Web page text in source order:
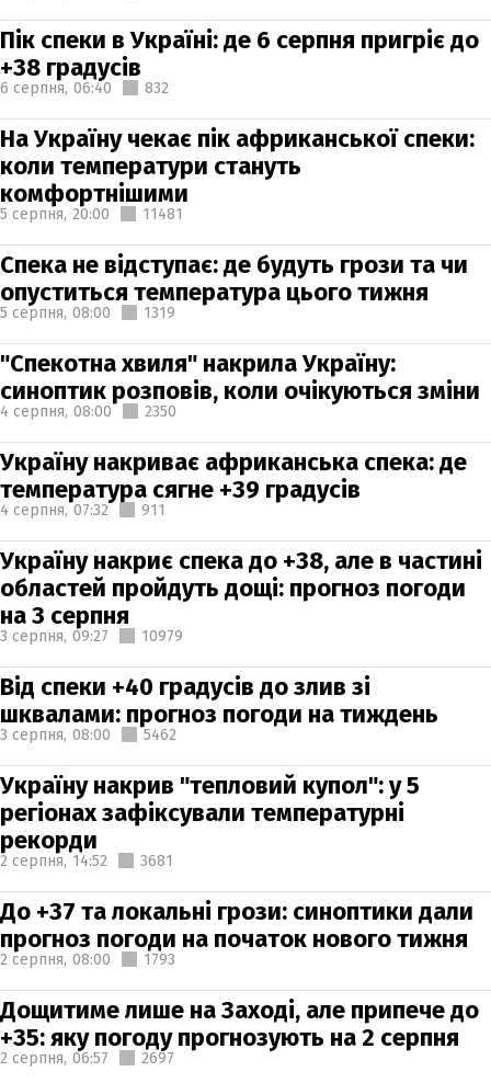
Пік спеки в Україні: де 6 серпня пригріє до
+38 градусів
6 серпня, 06:40 832
На Україну чекає пік африканської спеки:
коли температури стануть
комфортнішими
5 серпня, 20:00 11481
Спека не відступає: де будуть грози та чи
опуститься температура цього тижня
5 серпня, 08:00 1319
"Спекотна хвиля" накрила Україну:
синоптик розповів, коли очікуються зміни
4 серпня, 08:00 2350
Україну накриває африканська спека: де
температура сягне +39 градусів
4 серпня, 07:32 911
Україну накриє спека до +38, але в частині
областей пройдуть дощі: прогноз погоди
на 3 серпня
3 серпня, 09:27 10979
Від спеки +40 градусів до злив зі
шквалами: прогноз погоди на тиждень
3 серпня, 08:00 5462
Україну накрив "тепловий купол": у 5
регіонах зафіксували температурні
рекорди
2 серпня, 14:52 3681
До +37 та локальні грози: синоптики дали
прогноз погоди на початок нового тижня
2 серпня, 08:00 1793
Дощитиме лише на Заході, але припече до
+35: яку погоду прогнозують на 2 серпня
2 серпня, 06:57 2697